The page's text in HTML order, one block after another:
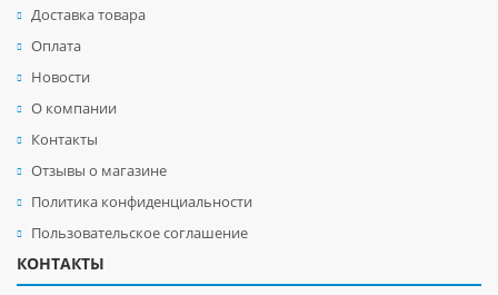
Доставка товара
Оплата
Новости
О компании
Контакты
Отзывы о магазине
Политика конфиденциальности
Пользовательское соглашение
КОНТАКТЫ